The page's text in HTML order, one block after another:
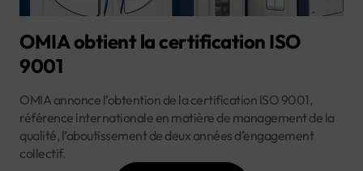
OMIA obtient la certification ISO
9001
OMIA annonce l’obtention de la certification ISO 9001,
référence internationale en matière de management de la
qualité, l’aboutissement de deux années d’engagement
collectif.